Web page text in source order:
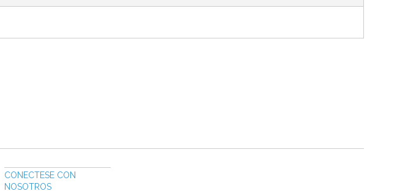
CONECTESE CON
NOSOTROS